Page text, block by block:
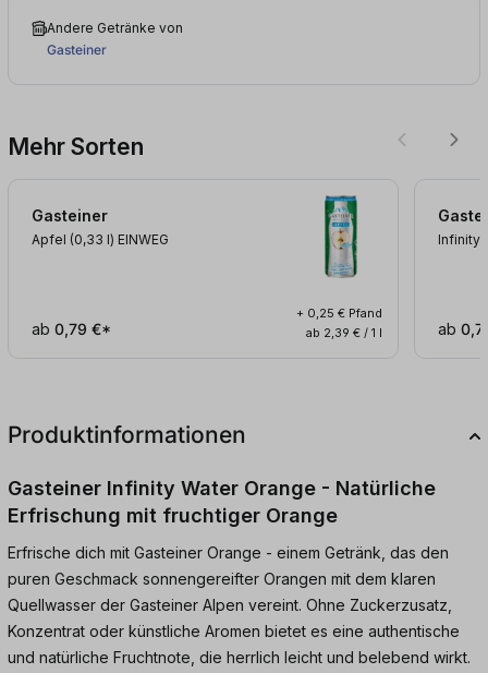
Andere Getränke von
Gasteiner
Mehr Sorten
Gasteiner
Apfel (0,33 l) EINWEG
ab 0,79 €*
+ 0,25 € Pfand
ab 2,39 € / 1 l
Infinity
ab
Produktinformationen
Gasteiner Infinity Water Orange - Natürliche
Erfrischung mit fruchtiger Orange
Erfrische dich mit Gasteiner Orange - einem Getränk, das den
puren Geschmack sonnengereifter Orangen mit dem klaren
Quellwasser der Gasteiner Alpen vereint. Ohne Zuckerzusatz,
Konzentrat oder künstliche Aromen bietet es eine authentische
und natürliche Fruchtnote, die herrlich leicht und belebend wirkt.